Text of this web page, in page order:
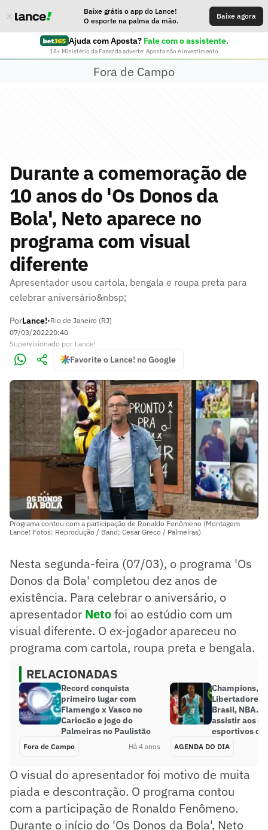
Baixe grátis o app do Lance!
O esporte na palma da mão.
Baixe agora
Ajuda com Aposta? Fale com o assistente.
18+ Ministério da Fazenda adverte: Aposta não é investimento
Fora de Campo
Durante a comemoração de
10 anos do 'Os Donos da
Bola', Neto aparece no
programa com visual
diferente
Apresentador usou cartola, bengala e roupa preta para
celebrar aniversário&nbsp;
PorLance!•Rio de Janeiro (RJ)
07/03/202220:40
Supervisionado por Lance!
Favorite o Lance! no Google
Programa contou com a participação de Ronaldo Fenômeno (Montagem
Lance! Fotos: Reprodução / Band; Cesar Greco / Palmeiras)
Nesta segunda-feira (07/03), o programa 'Os
Donos da Bola' completou dez anos de
existência. Para celebrar o aniversário, o
apresentador Netofoi ao estúdio com um
visual diferente. O ex-jogador apareceu no
programa com cartola, roupa preta e bengala.
RELACIONADAS
Record conquista
primeiro lugar com
Flamengo x Vasco no
Cariocão e jogo do
Palmeiras no Paulistão
Fora de Campo Há 4 anos
Champions,
Libertadores,
Brasil, NBA…
assistir aos
esportivos
AGENDA DO DIA
O visual do apresentador foi motivo de muita
piada e descontração. O programa contou
com a participação de Ronaldo Fenômeno.
Durante o início do 'Os Donos da Bola', Neto